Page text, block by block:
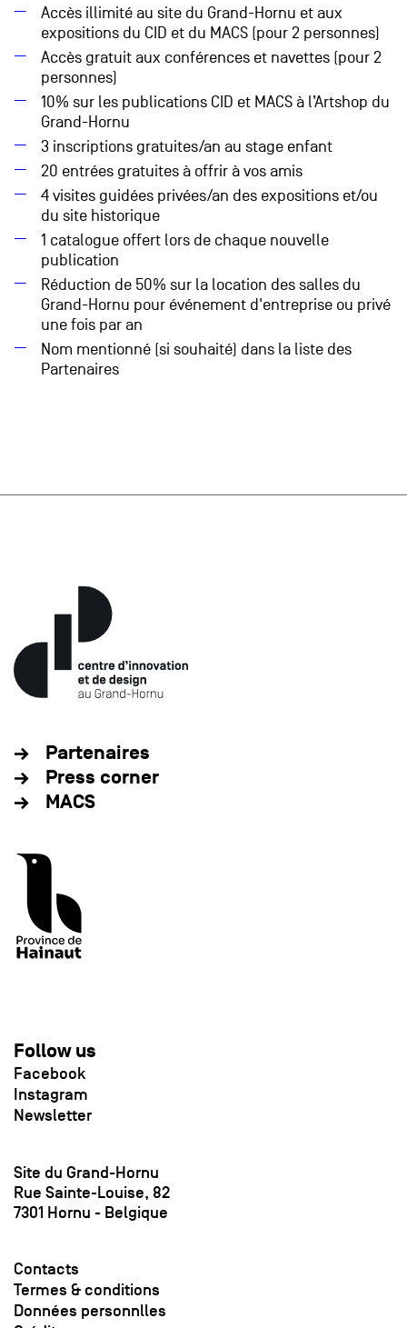
Accès illimité au site du Grand-Hornu et aux
expositions du CID et du MACS (pour 2 personnes)
Accès gratuit aux conférences et navettes (pour 2
personnes)
10% sur les publications CID et MACS à l’Artshop du
Grand-Hornu
3 inscriptions gratuites/an au stage enfant
20 entrées gratuites à offrir à vos amis
4 visites guidées privées/an des expositions et/ou
du site historique
1 catalogue offert lors de chaque nouvelle
publication
Réduction de 50% sur la location des salles du
Grand-Hornu pour événement d'entreprise ou privé
une fois par an
Nom mentionné (si souhaité) dans la liste des
Partenaires
Partenaires
Press corner
MACS
Follow us
Facebook
Instagram
Newsletter
Site du Grand-Hornu
Rue Sainte-Louise, 82
7301 Hornu - Belgique
Contacts
Termes & conditions
Données personnlles